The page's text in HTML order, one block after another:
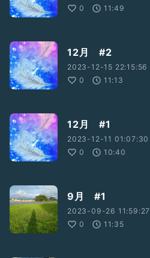
0
11:49
12月 #2
2023-12-15 22:15:56
0
11:13
12月 #1
2023-12-11 01:07:30
0
10:40
9月 #1
2023-09-26 11:59:27
0
11:35